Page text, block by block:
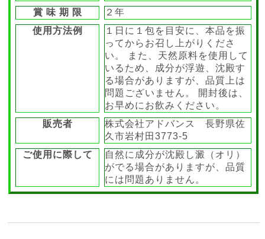
賞 味 期 限
２年
使用方法例
１日に１包を目安に、本品を振
ってからお召し上がりくださ
い。 また、天然原料を使用して
いるため、成分が浮遊、沈殿す
る場合がありますが、品質上は
問題ございません。 開封後は、
お早めにお飲みください。
販売者
株式会社アドバンス 長野県佐
久市岩村田3773-5
ご使用に際して
自然に成分が沈殿し澱（オリ）
がでる場合がありますが、品質
には問題ありません。